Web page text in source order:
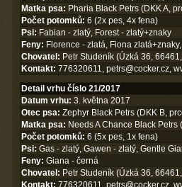
Matka psa: Pharia Black Petrs (DKK A,
Počet potomků: 6 (2x pes, 4x fena)
Psi: Fabian - zlatý, Forest - zlatý+znaky
Feny: Florence - zlatá, Fiona
Chovatel: Petr Studeník (Úzká 36,
Kontakt: 776320611, petrs@cocker.cz,
Detail vrhu číslo 21/2017
Datum vrhu: 3. května 2017
Otec psa: Zephyr Black Petrs (DKK B,
Matka psa: Needs A Chance Black Petrs
Počet potomků: 6 (5x pes, 1x fena)
Psi: Gas - zlatý, Gawen - zlatý, Gentle
Feny: Giana - černá
Chovatel: Petr Studeník (Úzká 36,
Kontakt: 776320611, petrs@cocker.cz,